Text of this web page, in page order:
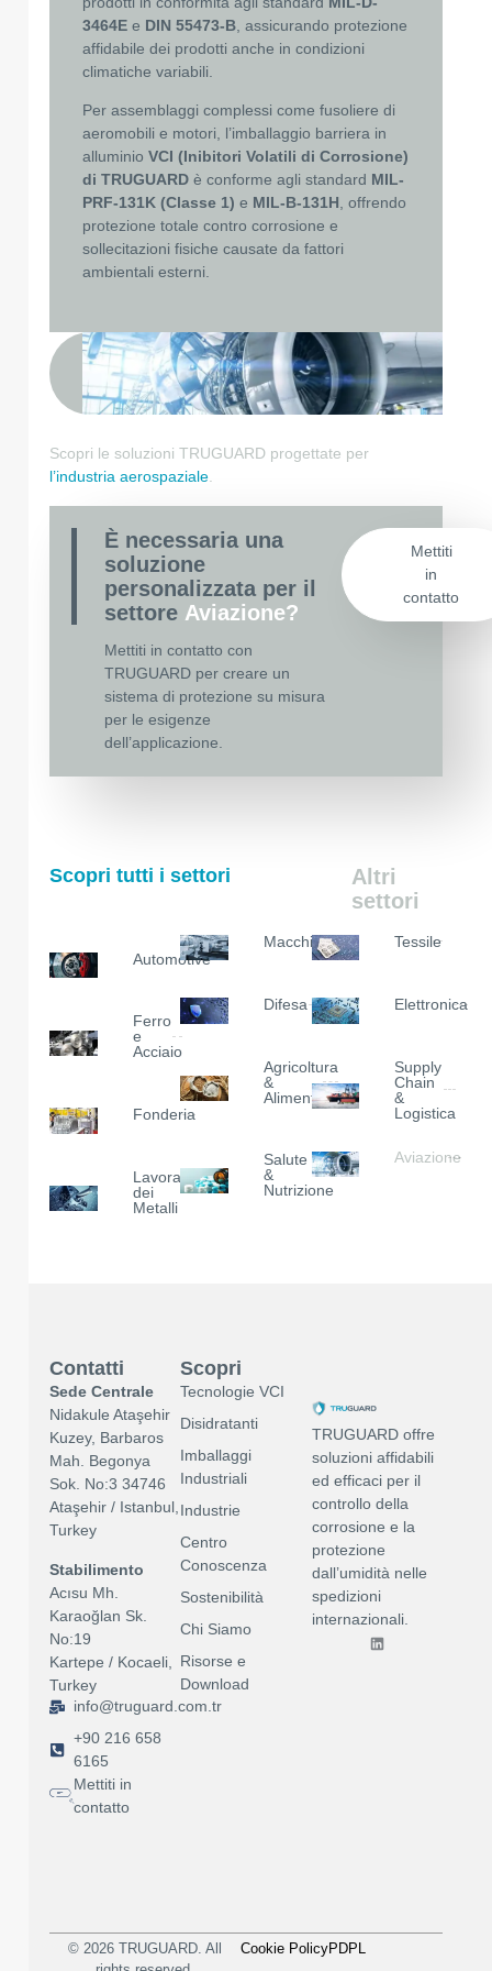
Scopri le soluzioni TRUGUARD progettate per
l’industria aerospaziale.
3464Ee DIN 55473-B, assicurando protezione
affidabile dei prodotti anche in condizioni
climatiche variabili.
Per assemblaggi complessi come fusoliere di
aeromobili e motori, l’imballaggio barriera in
alluminio VCI (Inibitori Volatili di Corrosione)
di TRUGUARDè conforme agli standard MIL-
PRF-131K (Classe 1) e MIL-B-131H , offrendo
protezione totale contro corrosione e
sollecitazioni fisiche causate da fattori
ambientali esterni.
È necessaria una
soluzione
personalizzata per il
settore Aviazione?
Mettiti in contatto con
TRUGUARD per creare un
sistema di protezione su misura
per le esigenze
dell’applicazione.
Mettiti
in
contatto
Scopri tutti i settori
Altri
settori
Automotive
Ferro
e
Acciaio
Fonderia
Lavorazione
dei
Metalli
Macchinari
Difesa
Agricoltura
&
Alimentare
Salute
&
Nutrizione
Tessile
Elettronica
Supply
Chain
&
Logistica
Aviazione
TRUGUARD offre
soluzioni affidabili
ed efficaci per il
controllo della
corrosione e la
protezione
dall’umidità nelle
spedizioni
internazionali.
Scopri
Tecnologie VCI
Disidratanti
Imballaggi
Industriali
Industrie
Centro
Conoscenza
Sostenibilità
Chi Siamo
Risorse e
Download
Contatti
Sede Centrale
Nidakule Ataşehir
Kuzey, Barbaros
Mah. Begonya
Sok. No:3 34746
Ataşehir / Istanbul,
Turkey
Stabilimento
Acısu Mh.
Karaoğlan Sk.
No:19
Kartepe / Kocaeli,
Turkey
info@truguard.com.tr
+90 216 658
6165
Mettiti in
contatto
© 2026 TRUGUARD. All
Cookie PolicyPDPL